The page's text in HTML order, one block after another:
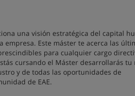
una visión estratégica del capital
Este máster te acerca las
para cualquier cargo
cursando el Máster desarrollarás tu
y de todas las oportunidades de
de EAE.